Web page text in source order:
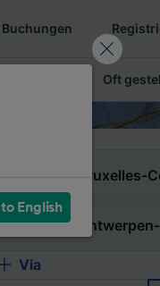
Oft
Von
Nach
Via
English